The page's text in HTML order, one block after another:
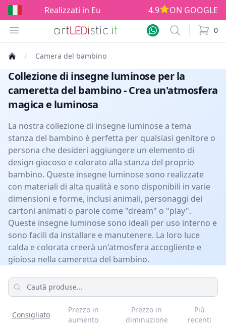
in Europe! 4.9
ON GOOGLE
Open menu
Search 0
items
Camera del bambino
Collezione di insegne luminose per la
cameretta del bambino - Crea un'atmosfera
magica e luminosa
La nostra collezione di insegne luminose a tema
stanza del bambino è perfetta per qualsiasi genitore o
persona che desideri aggiungere un elemento di
design giocoso e colorato alla stanza del proprio
bambino. Queste insegne luminose sono realizzate
con materiali di alta qualità e sono disponibili in varie
dimensioni e forme, inclusi animali, personaggi dei
cartoni animati o parole come "dream" o "play".
Queste insegne luminose sono ideali per uso interno e
sono facili da installare e manutenere. La loro luce
calda e colorata creerà un'atmosfera accogliente e
gioiosa nella cameretta del bambino.
Prodotti
Consigliato
Prezzo in
aumento
Prezzo in
diminuzione
Più
recenti